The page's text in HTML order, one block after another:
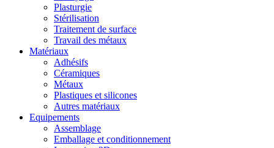
Plasturgie
Stérilisation
Traitement de surface
Travail des métaux
Matériaux
Adhésifs
Céramiques
Métaux
Plastiques et silicones
Autres matériaux
Equipements
Assemblage
Emballage et conditionnement